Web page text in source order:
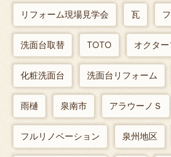
リフォーム現場見学会 瓦
洗面台取替 TOTO オクタ
化粧洗面台 洗面台リフォーム
雨樋 泉南市 アラウーノＳ
フルリノベーション 泉州地区